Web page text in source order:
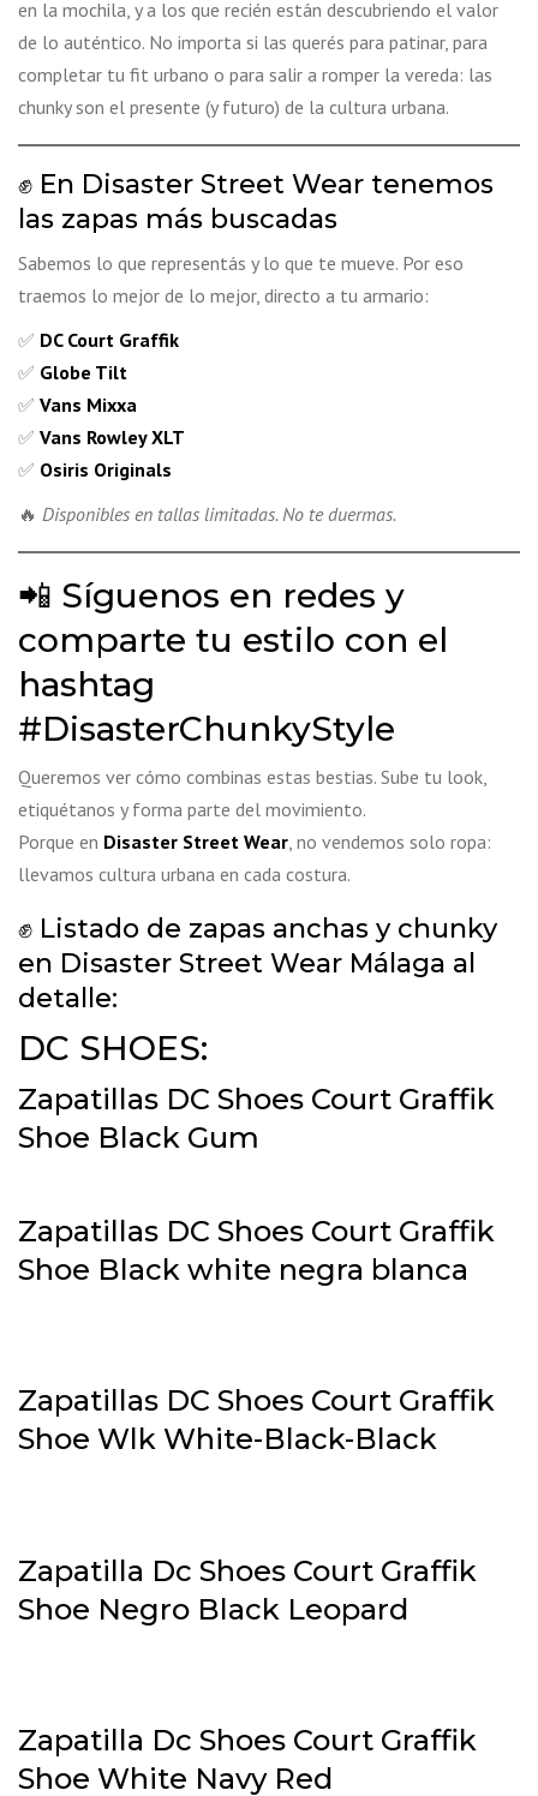
en la mochila, y a los que recién están descubriendo el valor
de lo auténtico. No importa si las querés para patinar, para
completar tu fit urbano o para salir a romper la vereda: las
chunky son el presente (y futuro) de la cultura urbana.
✊ En Disaster Street Wear tenemos
las zapas más buscadas
Sabemos lo que representás y lo que te mueve. Por eso
traemos lo mejor de lo mejor, directo a tu armario:
✅ DC Court Graffik
✅ Globe Tilt
✅ Vans Mixxa
✅ Vans Rowley XLT
✅ Osiris Originals
🔥 Disponibles en tallas limitadas. No te duermas.
📲 Síguenos en redes y
comparte tu estilo con el
hashtag
#DisasterChunkyStyle
Queremos ver cómo combinas estas bestias. Sube tu look,
etiquétanos y forma parte del movimiento.
Porque en Disaster Street Wear, no vendemos solo ropa:
llevamos cultura urbana en cada costura.
✊ Listado de zapas anchas y chunky
en Disaster Street Wear Málaga al
detalle:
DC SHOES:
Zapatillas DC Shoes Court Graffik
Shoe Black Gum
Zapatillas DC Shoes Court Graffik
Shoe Black white negra blanca
Zapatillas DC Shoes Court Graffik
Shoe Wlk White-Black-Black
Zapatilla Dc Shoes Court Graffik
Shoe Negro Black Leopard
Zapatilla Dc Shoes Court Graffik
Shoe White Navy Red